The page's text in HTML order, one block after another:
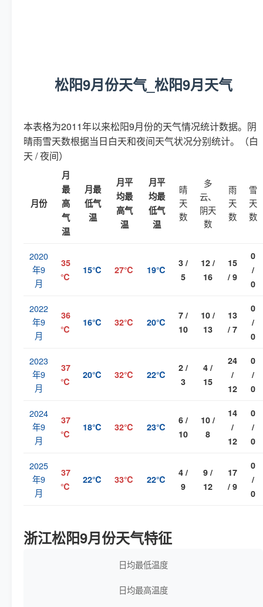
松阳9月份天气_松阳9月天气
本表格为2011年以来松阳9月份的天气情况统计数据。阴
晴雨雪天数根据当日白天和夜间天气状况分别统计。（白
天 / 夜间）
月份
月
最
高
气
温
月最
低气
温
月平
均最
高气
温
月平
均最
低气
温
晴
天
数
多
云、
阴天
数
雨
天
数
雪
天
数
2020
年9
月
35
℃
15℃ 27℃ 19℃
3 /
5
12 /
16
15
/ 9
0
/
0
2022
年9
月
36
℃
16℃ 32℃ 20℃
7 /
10
10 /
13
13
/ 7
0
/
0
2023
年9
月
37
℃
20℃ 32℃ 22℃
2 /
3
4 /
15
24
/
12
0
/
0
2024
年9
月
37
℃
18℃ 32℃ 23℃
6 /
10
10 /
8
14
/
12
0
/
0
2025
年9
月
37
℃
22℃ 33℃ 22℃
4 /
9
9 /
12
17
/ 9
0
/
0
浙江松阳9月份天气特征
日均最低温度
日均最高温度